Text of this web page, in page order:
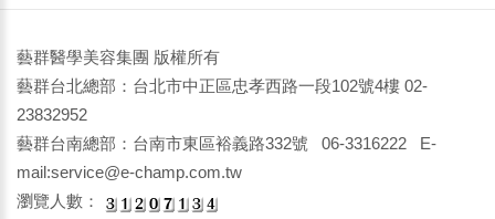
藝群醫學美容集團 版權所有
藝群台北總部：台北市中正區忠孝西路一段102號4樓 02-
23832952
藝群台南總部：台南市東區裕義路332號 06-3316222 E-
mail:service@e-champ.com.tw
瀏覽人數：